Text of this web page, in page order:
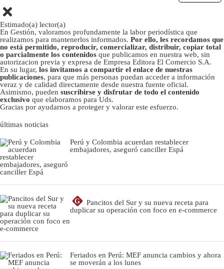
Estimado(a) lector(a)
En Gestión, valoramos profundamente la labor periodística que
realizamos para mantenerlos informados. Por ello, les recordamos que
no está permitido, reproducir, comercializar, distribuir, copiar total
o parcialmente los contenidos que publicamos en nuestra web, sin
autorizacion previa y expresa de Empresa Editora El Comercio S.A.
En su lugar, los invitamos a compartir el enlace de nuestras
publicaciones, para que más personas puedan acceder a información
veraz y de calidad directamente desde nuestra fuente oficial.
Asimismo, pueden suscribirse y disfrutar de todo el contenido
exclusivo que elaboramos para Uds.
Gracias por ayudarnos a proteger y valorar este esfuerzo.
últimas noticias
Perú y Colombia acuerdan restablecer
embajadores, aseguró canciller Espá
G
Pancitos del Sur y su nueva receta para
duplicar su operación con foco en e-commerce
Feriados en Perú: MEF anuncia cambios y ahora
se moverán a los lunes